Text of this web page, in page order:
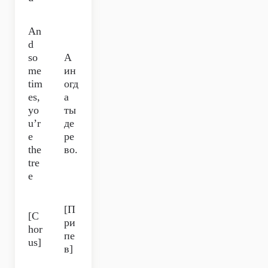
An
d
so
me
tim
es,
yo
u’r
e
the
tre
e
А
ин
огд
а
ты
де
ре
во.
[C
hor
us]
[П
ри
пе
в]